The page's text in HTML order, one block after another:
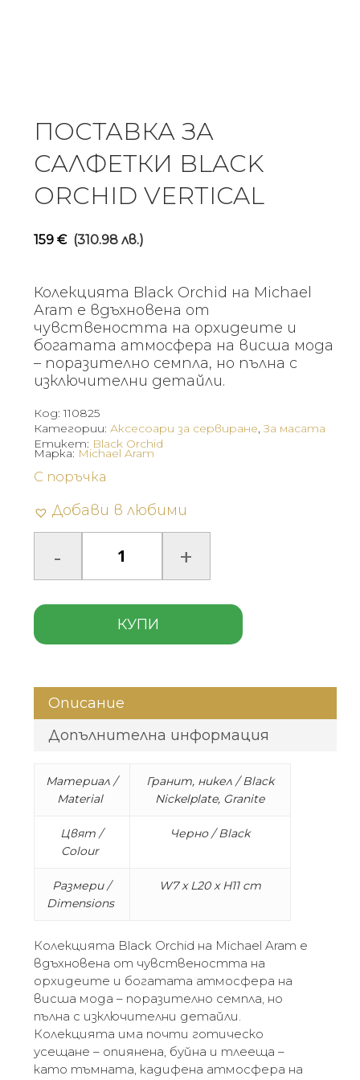
ПОСТАВКА ЗА
САЛФЕТКИ BLACK
ORCHID VERTICAL
159 € (310.98 лв.)
Колекцията Black Orchid на Michael
Aram е вдъхновена от
чувствеността на орхидеите и
богатата атмосфера на висша мода
– поразително семпла, но пълна с
изключителни детайли.
Код:110825
Категории: Аксесоари за сервиране,За масата
Етикет: Black Orchid
С поръчка
Добави в любими
КУПИ
Марка: Michael Aram
Описание
Допълнителна информация
Материал /
Material
Гранит, никел / Black
Nickelplate, Granite
Цвят /
Colour
Черно / Black
Размери /
Dimensions
W7 x L20 x H11 cm
Колекцията Black Orchid на Michael Aram е
вдъхновена от чувствеността на
орхидеите и богатата атмосфера на
висша мода – поразително семпла, но
пълна с изключителни детайли.
Колекцията има почти готическо
усещане – опиянена, буйна и тлееща –
като тъмната, кадифена атмосфера на